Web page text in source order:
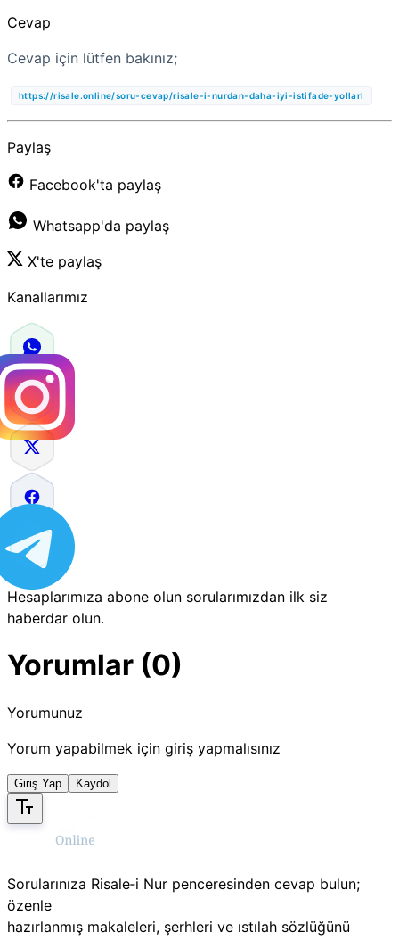
Cevap
Cevap için lütfen bakınız;
https://risale.online/soru-cevap/risale-i-nurdan-daha-iyi-istifade-yollari
Paylaş
Facebook'ta paylaş
Whatsapp'da paylaş
X'te paylaş
Kanallarımız
Hesaplarımıza abone olun sorularımızdan ilk siz
haberdar olun.
Yorumlar (0)
Yorumunuz
Yorum yapabilmek için giriş yapmalısınız
Giriş Yap Kaydol
Sorularınıza Risale‑i Nur penceresinden cevap bulun;
özenle
hazırlanmış makaleleri, şerhleri ve ıstılah sözlüğünü